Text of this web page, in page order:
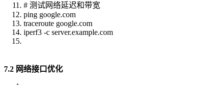
# 测试网络延迟和带宽
ping google.com
traceroute google.com
iperf3 -c server.example.com
7.2 网络接口优化